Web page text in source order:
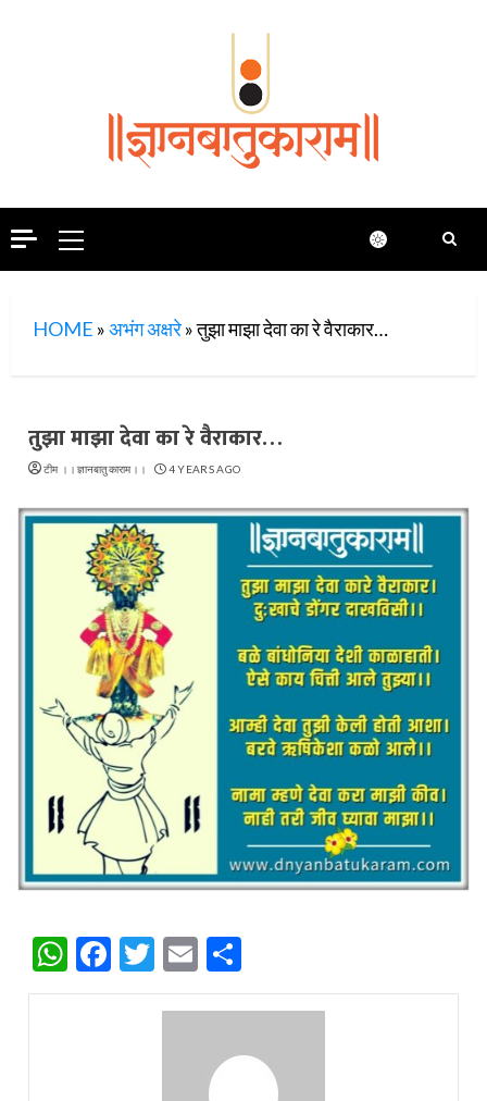
Primary
Menu
HOME »अभंग अक्षरे»तुझा माझा देवा का रे वैराकार…
तुझा माझा देवा का रे वैराकार…
टीम ।।ज्ञानबातुकाराम।। 4 YEARS AGO
WhatsApp
Facebook
Twitter
Email